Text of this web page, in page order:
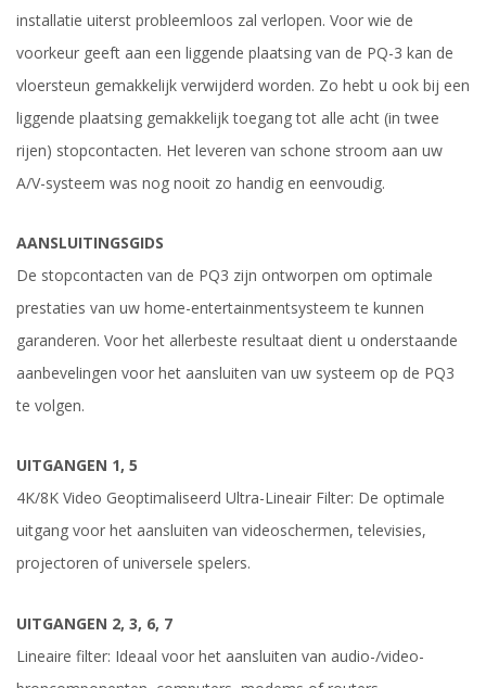
installatie uiterst probleemloos zal verlopen. Voor wie de
voorkeur geeft aan een liggende plaatsing van de PQ-3 kan de
vloersteun gemakkelijk verwijderd worden. Zo hebt u ook bij een
liggende plaatsing gemakkelijk toegang tot alle acht (in twee
rijen) stopcontacten. Het leveren van schone stroom aan uw
A/V-systeem was nog nooit zo handig en eenvoudig.
AANSLUITINGSGIDS
De stopcontacten van de PQ3 zijn ontworpen om optimale
prestaties van uw home-entertainmentsysteem te kunnen
garanderen. Voor het allerbeste resultaat dient u onderstaande
aanbevelingen voor het aansluiten van uw systeem op de PQ3
te volgen.
UITGANGEN 1, 5
4K/8K Video Geoptimaliseerd Ultra-Lineair Filter: De optimale
uitgang voor het aansluiten van videoschermen, televisies,
projectoren of universele spelers.
UITGANGEN 2, 3, 6, 7
Lineaire filter: Ideaal voor het aansluiten van audio-/video-